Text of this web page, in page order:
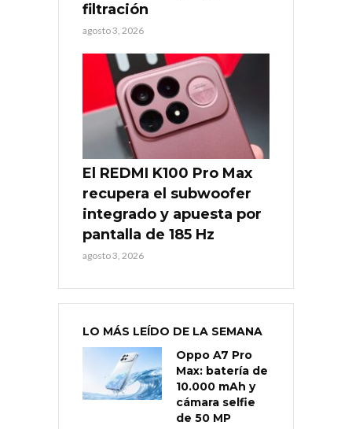
filtración
agosto 3, 2026
El REDMI K100 Pro Max
recupera el subwoofer
integrado y apuesta por
pantalla de 185 Hz
agosto 3, 2026
LO MÁS LEÍDO DE LA SEMANA
Oppo A7 Pro
Max: batería de
10.000 mAh y
cámara selfie
de 50 MP